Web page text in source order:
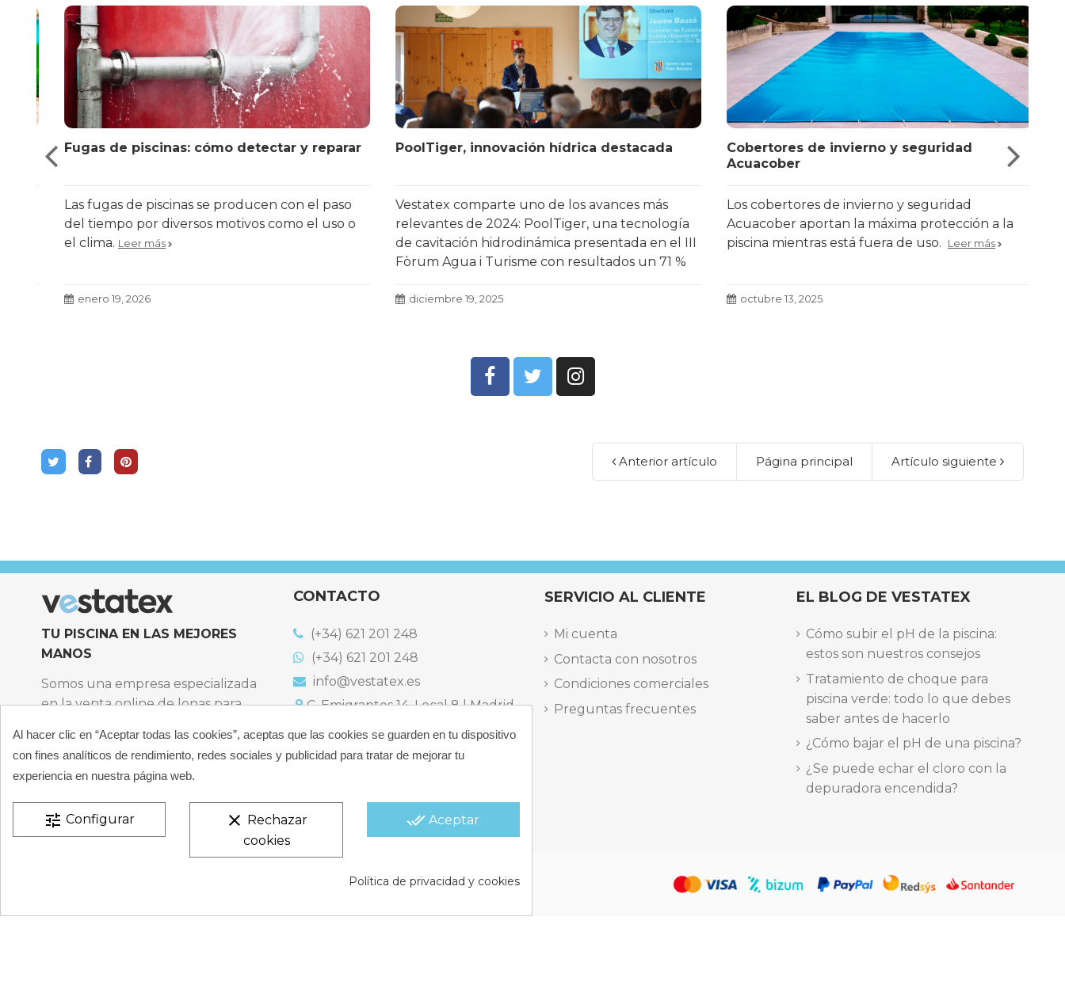
Fugas de piscinas: cómo detectar y reparar
Las fugas de piscinas se producen con el paso
del tiempo por diversos motivos como el uso o
el clima.Leer más
enero 19, 2026
PoolTiger, innovación hídrica destacada
Vestatex comparte uno de los avances más
relevantes de 2024: PoolTiger, una tecnología
de cavitación hidrodinámica presentada en el III
Fòrum Agua i Turisme con resultados un 71 %
diciembre 19, 2025
Cobertores de invierno y seguridad
Acuacober
Los cobertores de invierno y seguridad
Acuacober aportan la máxima protección a la
piscina mientras está fuera de uso.Leer más
octubre 13, 2025
Anterior artículo Página principal Artículo siguiente
TU PISCINA EN LAS MEJORES
MANOS
Somos una empresa especializada
en la venta online de lonas para
climatización, limpieza y
desinfección para piscinas privadas
particulares.
CONÓCENOS
CONTACTO
(+34) 621 201 248
(+34) 621 201 248
info@vestatex.es
C. Emigrantes 14, Local 8 | Madrid,
Bulevard dels Musics, 11 | Alicante,
España
SERVICIO AL CLIENTE
Mi cuenta
Contacta con nosotros
Condiciones comerciales
Preguntas frecuentes
EL BLOG DE VESTATEX
Cómo subir el pH de la piscina:
estos son nuestros consejos
Tratamiento de choque para
piscina verde: todo lo que debes
saber antes de hacerlo
¿Cómo bajar el pH de una piscina?
¿Se puede echar el cloro con la
depuradora encendida?
Términos y condiciones | Política de Cookies |
Política
Al hacer clic en “Aceptar todas las cookies”, aceptas que las cookies se guarden en tu dispositivo
con fines analíticos de rendimiento, redes sociales y publicidad para tratar de mejorar tu
experiencia en nuestra página web.
done_all Aceptar
clear Rechazar
cookies
tune Configurar
Política de privacidad y cookies